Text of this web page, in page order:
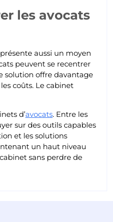
les avocats
aussi un moyen
peuvent se recentrer
solution offre davantage
coûts. Le cabinet
d’avocats. Entre les
sur des outils capables
et les solutions
un haut niveau
sans perdre de